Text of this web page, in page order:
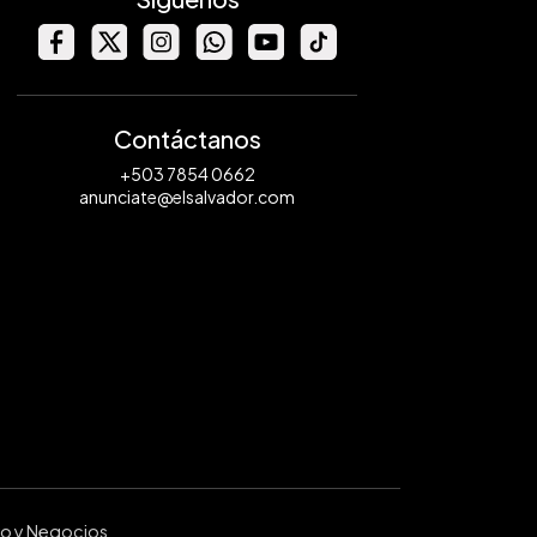
Contáctanos
+503 7854 0662
anunciate@elsalvador.com
y Negocios